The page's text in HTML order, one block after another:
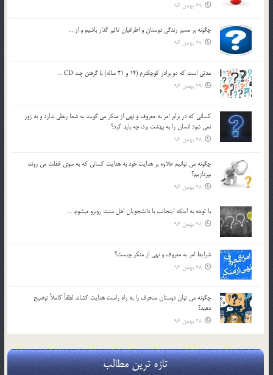
29 بهمن 96
چگونه بر مسير زندگي دوستان و اطرافيان تاثير گذار باشيم و از …
29 بهمن 96
مدتي است كه دو برادر كوچكترم (14 و 21 ساله) با گرفتن چند CD …
29 بهمن 96
كساني كه در برابر امر به معروف و نهي از منكر مي گويند به شما ربطي ندارد و به زور
نمي شود انسان را به بهشت برد، چه بايد كرد؟
28 بهمن 96
چگونه مي توانيم علاوه بر هدايت خود به هدايت كساني كه به سوي غفلت مي روند،
بپردازيم؟
28 بهمن 96
با توجه به اينكه اينجانب با دانشجويان اهل سنت روبرو مي‎شوم، …
28 بهمن 96
شرايط امر به معروف و نهي از منكر چيست؟
28 بهمن 96
چگونه مي توان دوستان منحرف را به راه راست هدايت كشاند لطفاٌ كاملاً توضيح
دهيد؟
28 بهمن 96
تازه ترین مطالب